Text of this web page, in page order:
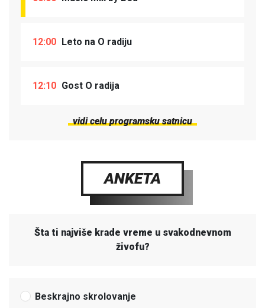
12:00 Leto na O radiju
12:10 Gost O radija
vidi celu programsku satnicu
ANKETA
Šta ti najviše krade vreme u svakodnevnom
živofu?
Beskrajno skrolovanje